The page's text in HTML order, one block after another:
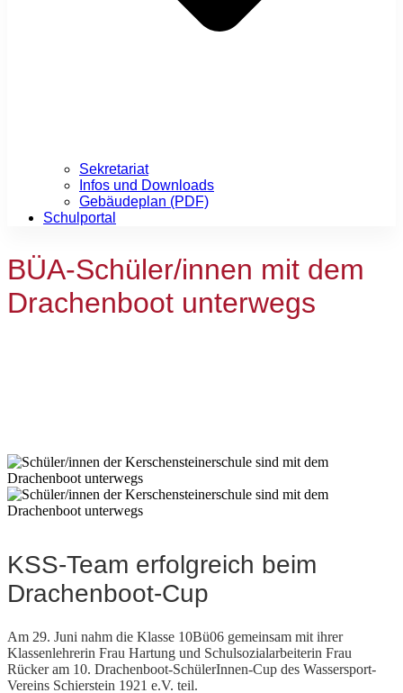
Sekretariat
Infos und Downloads
Gebäudeplan (PDF)
Schulportal
BÜA-Schüler/innen mit dem
Drachenboot unterwegs
KSS-Team erfolgreich beim
Drachenboot-Cup
Am 29. Juni nahm die Klasse 10Bü06 gemeinsam mit ihrer
Klassenlehrerin Frau Hartung und Schulsozialarbeiterin Frau
Rücker am 10. Drachenboot-SchülerInnen-Cup des Wassersport-
Vereins Schierstein 1921 e.V. teil.